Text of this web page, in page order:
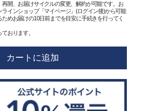
開、お届けサイクルの変更、解約が可能です。お
インショップ「マイページ」(ログイン後)から可能
めお届けの10日前までを目安に手続きを行ってく
おります。
カートに追加